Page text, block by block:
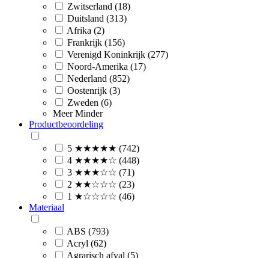
Zwitserland (18)
Duitsland (313)
Afrika (2)
Frankrijk (156)
Verenigd Koninkrijk (277)
Noord-Amerika (17)
Nederland (852)
Oostenrijk (3)
Zweden (6)
Meer Minder
Productbeoordeling
5 ★★★★★ (742)
4 ★★★★☆ (448)
3 ★★★☆☆ (71)
2 ★★☆☆☆ (23)
1 ★☆☆☆☆ (46)
Materiaal
ABS (793)
Acryl (62)
Agrarisch afval (5)